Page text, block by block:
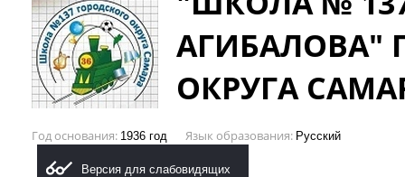
АГИБАЛОВА"
ОКРУГА
Год основания 1936 год Язык образования Русский
Версия для слабовидящих